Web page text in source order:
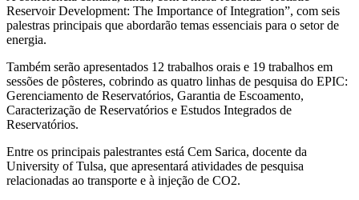
Reservoir Development: The Importance of Integration”, com seis
palestras principais que abordarão temas essenciais para o setor de
energia.
Também serão apresentados 12 trabalhos orais e 19 trabalhos em
sessões de pôsteres, cobrindo as quatro linhas de pesquisa do EPIC:
Gerenciamento de Reservatórios, Garantia de Escoamento,
Caracterização de Reservatórios e Estudos Integrados de
Reservatórios.
Entre os principais palestrantes está Cem Sarica, docente da
University of Tulsa, que apresentará atividades de pesquisa
relacionadas ao transporte e à injeção de CO2.